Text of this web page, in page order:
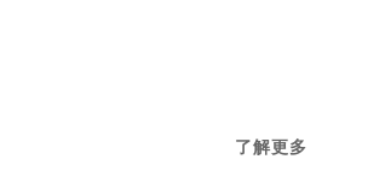
了解更多